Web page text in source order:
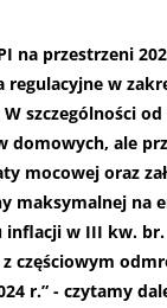
na przestrzeni
w
szczególności
domowych, ale
mocowej oraz
maksymalnej na
w III kw. br.
częściowym
r.” - czytamy